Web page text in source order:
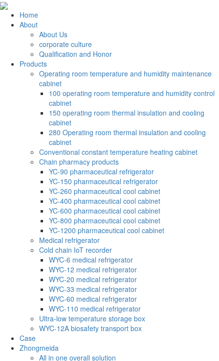
Home
About
About Us
corporate culture
Qualification and Honor
Products
Operating room temperature and humidity maintenance
cabinet
100 operating room temperature and humidity control
cabinet
150 operating room thermal insulation and cooling
cabinet
280 Operating room thermal insulation and cooling
cabinet
Conventional constant temperature heating cabinet
Chain pharmacy products
YC-90 pharmaceutical refrigerator
YC-150 pharmaceutical refrigerator
YC-260 pharmaceutical cool cabinet
YC-400 pharmaceutical cool cabinet
YC-600 pharmaceutical cool cabinet
YC-800 pharmaceutical cool cabinet
YC-1200 pharmaceutical cool cabinet
Medical refrigerator
Cold chain IoT recorder
WYC-6 medical refrigerator
WYC-12 medical refrigerator
WYC-20 medical refrigerator
WYC-33 medical refrigerator
WYC-60 medical refrigerator
WYC-110 medical refrigerator
Ultra-low temperature storage box
WYC-12A biosafety transport box
Case
Zhongmeida
All in one overall solution